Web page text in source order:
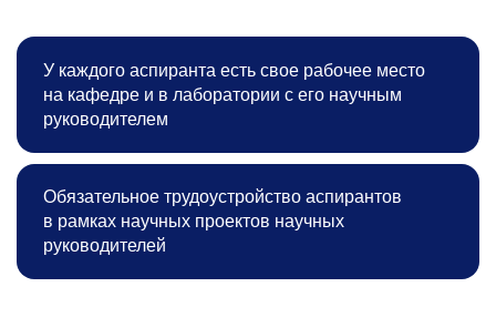
У каждого аспиранта есть свое рабочее место
на кафедре и в лаборатории с его научным
руководителем
Обязательное трудоустройство аспирантов
в рамках научных проектов научных
руководителей